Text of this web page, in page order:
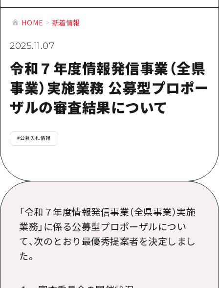
新着情報
HOME 新着情報
2025.11.07
令和７年度情報発信事業（全県
事業）実施業務 公募型プロポー
ザルの審査結果について
#公募入札情報
「令和７年度情報発信事業（全県事業）実施
業務」に係る公募型プロポーザルについ
て、次のとおり最優秀提案者を決定しまし
た。